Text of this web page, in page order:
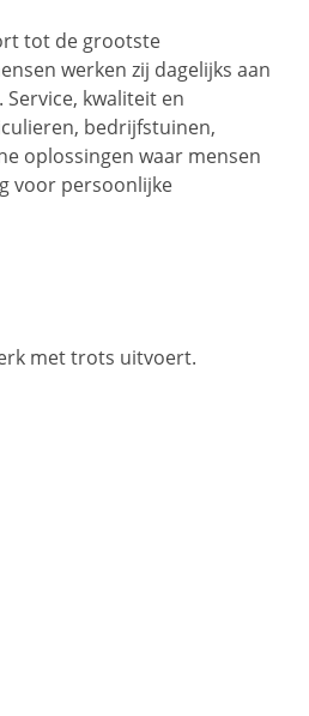
tot de grootste
werken zij dagelijks aan
kwaliteit en
bedrijfstuinen,
oplossingen waar mensen
voor persoonlijke
met trots uitvoert.